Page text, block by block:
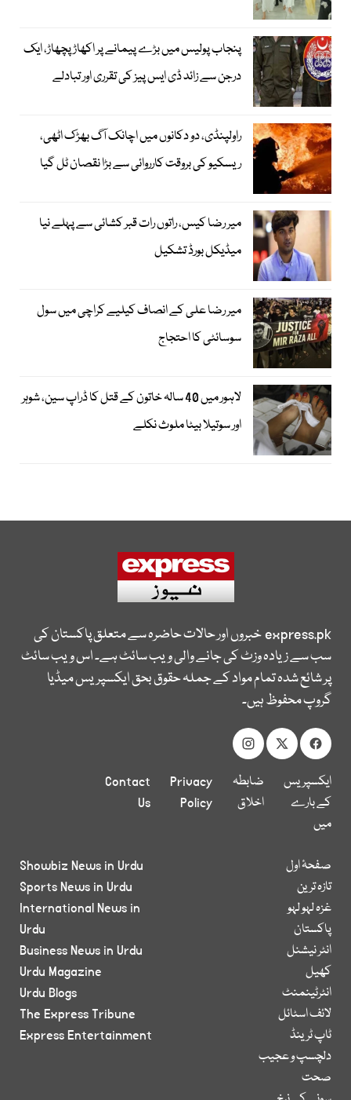
پنجاب پولیس میں بڑے پیمانے پر اکھاڑ پچھاڑ، ایک
درجن سے زائد ڈی ایس پیز کی تقرری اور تبادلے
راولپنڈی، دو دکانوں میں اچانک آگ بھڑک اٹھی،
ریسکیو کی بروقت کارروائی سے بڑا نقصان ٹل گیا
میر رضا کیس، راتوں رات قبر کشائی سے پہلے نیا
میڈیکل بورڈ تشکیل
میر رضا علی کے انصاف کیلیے کراچی میں سول
سوسائٹی کا احتجاج
لاہور میں 40 سالہ خاتون کے قتل کا ڈراپ سین، شوہر
اور سوتیلا بیٹا ملوث نکلے
express.pkخبروں اور حالات حاضرہ سے متعلق پاکستان کی
سب سے زیادہ وزٹ کی جانے والی ویب سائٹ ہے۔ اس ویب سائٹ
پر شائع شدہ تمام مواد کے جملہ حقوق بحق ایکسپریس میڈیا
گروپ محفوظ ہیں۔
ایکسپریس
کے بارے
میں
ضابطہ
اخلاق
Privacy
Policy
Contact
Us
صفحۂ اول
تازہ ترین
غزہ لہو لہو
پاکستان
انٹر نیشنل
کھیل
انٹرٹینمنٹ
لائف اسٹائل
ٹاپ ٹرینڈ
دلچسپ و عجیب
صحت
Showbiz News in Urdu
Sports News in Urdu
International News in
Urdu
Business News in Urdu
Urdu Magazine
Urdu Blogs
The Express Tribune
Express Entertainment